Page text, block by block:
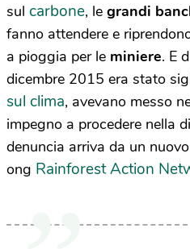
sul carbone, le grandi
fanno attendere e
a pioggia per le miniere. E
dicembre 2015 era stato
sul clima, avevano messo
impegno a procedere nella
denuncia arriva da un nuovo
ong Rainforest Action